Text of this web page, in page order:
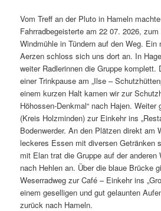
Vom Treff an der Pluto in Hameln
Fahrradbegeisterte am 22 07. 2026,
Windmühle in Tündern auf den Weg. Ein
Aerzen schloss sich uns dort an. In
weiter Radlerinnen die Gruppe komplett.
einer Trinkpause am „Ilse –
einem kurzen Halt kamen wir zur
Höhossen-Denkmal“ nach Hajen. Weiter
(Kreis Holzminden) zur Einkehr ins
Bodenwerder. An den Plätzen direkt am
leckeres Essen mit diversen Getränken
mit Elan trat die Gruppe auf der anderen
nach Hehlen an. Über die blaue Brücke
Weserradweg zur Café – Einkehr ins
einem geselligen und gut gelaunten
zurück nach Hameln.